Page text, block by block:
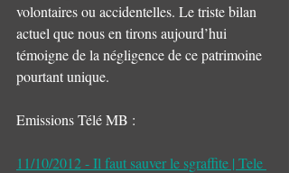
volontaires ou accidentelles. Le triste bilan
actuel que nous en tirons aujourd’hui
témoigne de la négligence de ce patrimoine
pourtant unique.
Emissions Télé MB :
11/10/2012 - Il faut sauver le sgraffite | Tele